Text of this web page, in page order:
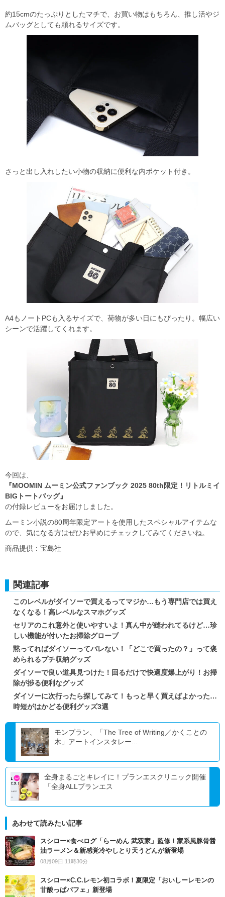
約15cmのたっぷりとしたマチで、お買い物はもちろん、推し活やジ
ムバッグとしても頼れるサイズです。
さっと出し入れしたい小物の収納に便利な内ポケット付き。
A4もノートPCも入るサイズで、荷物が多い日にもぴったり。幅広い
シーンで活躍してくれます。
今回は、
『MOOMIN ムーミン公式ファンブック 2025 80th限定！リトルミイ
BIGトートバッグ』
の付録レビューをお届けしました。
ムーミン小説の80周年限定アートを使用したスペシャルアイテムな
ので、気になる方はぜひお早めにチェックしてみてくださいね。
商品提供：宝島社
関連記事
このレベルがダイソーで買えるってマジか…もう専門店では買え
なくなる！高レベルなスマホグッズ
セリアのこれ意外と使いやすいよ！真ん中が縫われてるけど…珍
しい機能が付いたお掃除グローブ
黙ってればダイソーってバレない！「どこで買ったの？」って褒
められるプチ収納グッズ
ダイソーで良い道具見つけた！回るだけで快適度爆上がり！お掃
除が捗る便利なグッズ
ダイソーに次行ったら探してみて！もっと早く買えばよかった…
時短がはかどる便利グッズ3選
モンブラン、「The Tree of Writing／かくことの
木」アートインスタレー...
全身まるごとキレイに！プランエスクリニック開催
「全身ALLプランエス
あわせて読みたい記事
スシロー×食べログ「らーめん 武双家」監修！家系風豚骨醤
油ラーメン＆新感覚冷やしとり天うどんが新登場
08月09日 11時30分
スシロー×C.C.レモン初コラボ！夏限定「おいしーレモンの
甘酸っぱパフェ」新登場